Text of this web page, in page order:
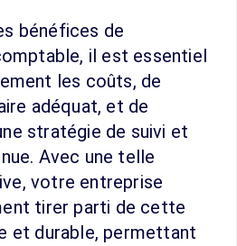
bénéfices de
il est essentiel
les coûts, de
adéquat, et de
stratégie de suivi et
Avec une telle
votre entreprise
tirer parti de cette
et durable, permettant